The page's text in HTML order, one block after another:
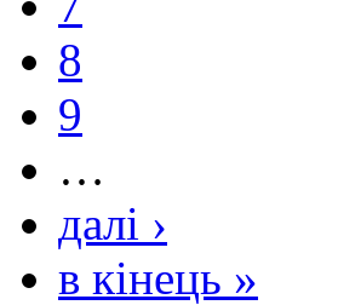
8
9
…
далі ›
в кінець »